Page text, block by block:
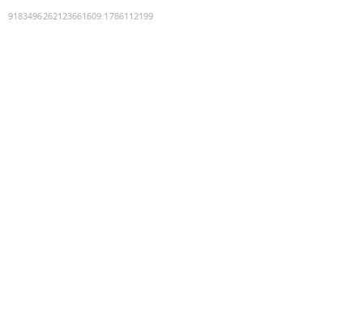
9183496262123661609:1786112199